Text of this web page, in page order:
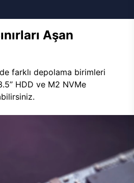
Aşan
farklı depolama birimleri
HDD ve M2 NVMe